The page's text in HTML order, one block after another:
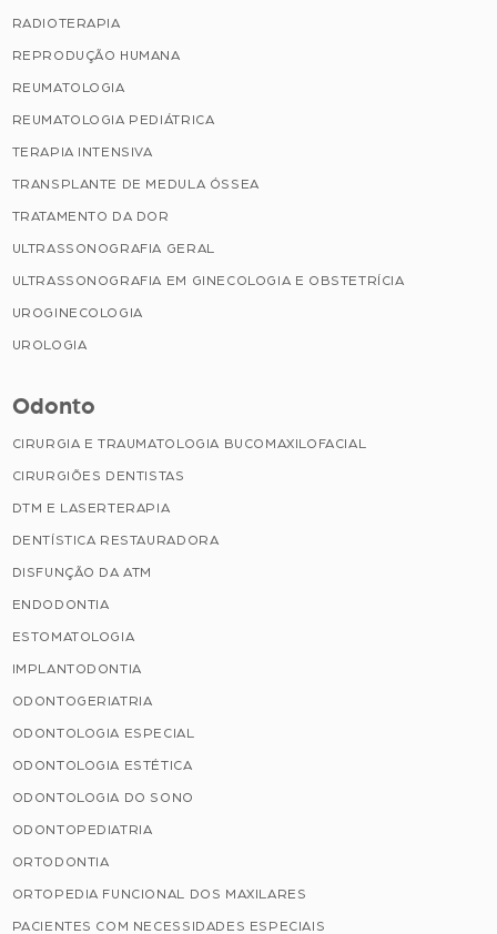
RADIOTERAPIA
REPRODUÇÃO HUMANA
REUMATOLOGIA
REUMATOLOGIA PEDIÁTRICA
TERAPIA INTENSIVA
TRANSPLANTE DE MEDULA ÓSSEA
TRATAMENTO DA DOR
ULTRASSONOGRAFIA GERAL
ULTRASSONOGRAFIA EM GINECOLOGIA E OBSTETRÍCIA
UROGINECOLOGIA
UROLOGIA
Odonto
CIRURGIA E TRAUMATOLOGIA BUCOMAXILOFACIAL
CIRURGIÕES DENTISTAS
DTM E LASERTERAPIA
DENTÍSTICA RESTAURADORA
DISFUNÇÃO DA ATM
ENDODONTIA
ESTOMATOLOGIA
IMPLANTODONTIA
ODONTOGERIATRIA
ODONTOLOGIA ESPECIAL
ODONTOLOGIA ESTÉTICA
ODONTOLOGIA DO SONO
ODONTOPEDIATRIA
ORTODONTIA
ORTOPEDIA FUNCIONAL DOS MAXILARES
PACIENTES COM NECESSIDADES ESPECIAIS